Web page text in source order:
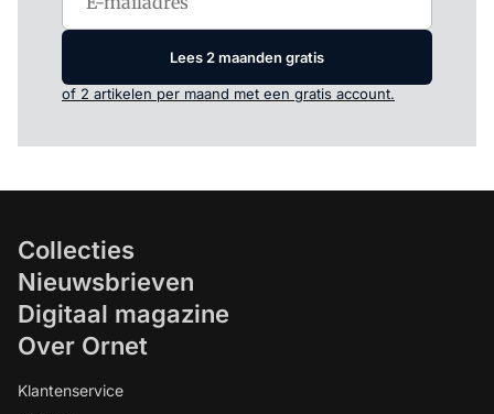
Lees 2 maanden gratis
of 2 artikelen per maand met een gratis account.
Collecties
Nieuwsbrieven
Digitaal magazine
Over Ornet
Klantenservice